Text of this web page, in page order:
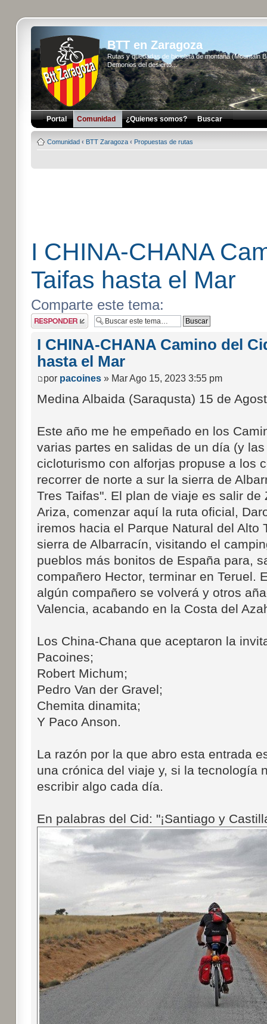
BTT en Zaragoza
Rutas y quedadas de bicicleta de montaña (Mountain
Demonios del desierto...
Portal Comunidad ¿Quienes somos? Buscar
Comunidad ‹ BTT Zaragoza ‹ Propuestas de rutas
I CHINA-CHANA
Taifas hasta el Mar
Comparte este tema:
Publicar una
respuesta
I CHINA-CHANA Camino del
hasta el Mar
por pacoines» Mar Ago 15, 2023 3:55 pm
Medina Albaida (Saraqusta) 15 de
Este año me he empeñado en los
varias partes en salidas de un día (y
cicloturismo con alforjas propuse a los
recorrer de norte a sur la sierra de
Tres Taifas". El plan de viaje es salir
Ariza, comenzar aquí la ruta oficial,
iremos hacia el Parque Natural del Alto
sierra de Albarracín, visitando el
pueblos más bonitos de España para,
compañero Hector, terminar en Teruel.
algún compañero se volverá y otros
Valencia, acabando en la Costa del
Los China-Chana que aceptaron la
Pacoines;
Robert Michum;
Pedro Van der Gravel;
Chemita dinamita;
Y Paco Anson.
La razón por la que abro esta entrada
una crónica del viaje y, si la tecnología
escribir algo cada día.
En palabras del Cid: "¡Santiago y